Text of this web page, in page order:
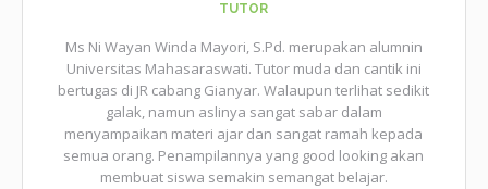
TUTOR
Ms Ni Wayan Winda Mayori, S.Pd. merupakan alumnin
Universitas Mahasaraswati. Tutor muda dan cantik ini
bertugas di JR cabang Gianyar. Walaupun terlihat sedikit
galak, namun aslinya sangat sabar dalam
menyampaikan materi ajar dan sangat ramah kepada
semua orang. Penampilannya yang good looking akan
membuat siswa semakin semangat belajar.